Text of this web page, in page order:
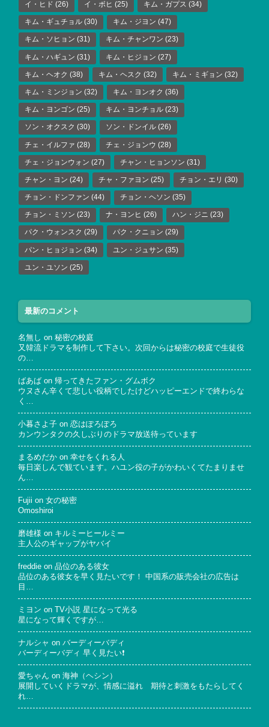
イ・ヒド (26) イ・ボヒ (25) キム・ガプス (34)
キム・ギュチョル (30) キム・ジヨン (47)
キム・ソヒョン (31) キム・チャンワン (23)
キム・ハギュン (31) キム・ヒジョン (27)
キム・ヘオク (38) キム・ヘスク (32) キム・ミギョン (32)
キム・ミンジョン (32) キム・ヨンオク (36)
キム・ヨンゴン (25) キム・ヨンチョル (23)
ソン・オクスク (30) ソン・ドンイル (26)
チェ・イルファ (28) チェ・ジョンウ (28)
チェ・ジョンウォン (27) チャン・ヒョンソン (31)
チャン・ヨン (24) チャ・ファヨン (25) チョン・エリ (30)
チョン・ドンファン (44) チョン・ヘソン (35)
チョン・ミソン (23) ナ・ヨンヒ (26) ハン・ジニ (23)
パク・ウォンスク (29) パク・クニョン (29)
パン・ヒョジョン (34) ユン・ジュサン (35)
ユン・ユソン (25)
最新のコメント
名無し on 秘密の校庭
又韓流ドラマを制作して下さい。次回からは秘密の校庭で生徒役
の…
ばあば on 帰ってきたファン・グムボク
ウヌさん辛くて悲しい役柄でしたけどハッピーエンドで終わらな
く…
小暮さよ子 on 恋はぽろぽろ
カンウンタクの久しぶりのドラマ放送待っています
まるめだか on 幸せをくれる人
毎日楽しんで観ています。ハユン役の子がかわいくてたまりませ
ん…
Fujii on 女の秘密
Omoshiroi
磨雄様 on キルミーヒールミー
主人公のギャップがヤバイ
freddie on 品位のある彼女
品位のある彼女を早く見たいです！ 中国系の販売会社の広告は
目…
ミヨン on TV小説 星になって光る
星になって輝くですが…
ナルシャ on バーディーバディ
バーディーバディ 早く見たい❗
愛ちゃん on 海神（ヘシン）
展開していくドラマが、情感に溢れ 期待と刺激をもたらしてく
れ…